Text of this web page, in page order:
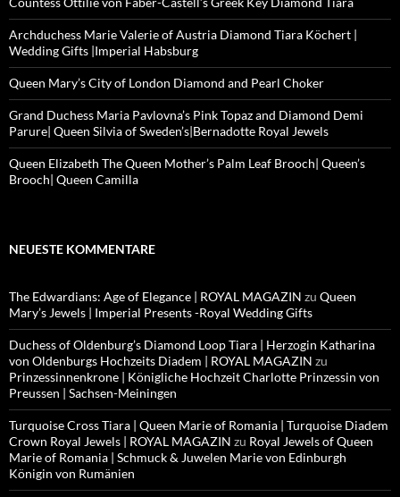
Archduchess Marie Valerie of Austria Diamond Tiara Köchert |
Wedding Gifts |Imperial Habsburg
Queen Mary’s City of London Diamond and Pearl Choker
Grand Duchess Maria Pavlovna’s Pink Topaz and Diamond Demi
Parure| Queen Silvia of Sweden’s|Bernadotte Royal Jewels
Queen Elizabeth The Queen Mother’s Palm Leaf Brooch| Queen’s
Brooch| Queen Camilla
NEUESTE KOMMENTARE
The Edwardians: Age of Elegance | ROYAL MAGAZIN zu Queen
Mary’s Jewels | Imperial Presents -Royal Wedding Gifts
Duchess of Oldenburg’s Diamond Loop Tiara | Herzogin Katharina
von Oldenburgs Hochzeits Diadem | ROYAL MAGAZIN zu
Prinzessinnenkrone | Königliche Hochzeit Charlotte Prinzessin von
Preussen | Sachsen-Meiningen
Turquoise Cross Tiara | Queen Marie of Romania | Turquoise Diadem
Crown Royal Jewels | ROYAL MAGAZIN zu Royal Jewels of Queen
Marie of Romania | Schmuck & Juwelen Marie von Edinburgh
Königin von Rumänien